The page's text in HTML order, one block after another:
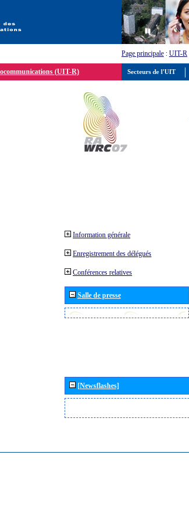
Page principale : UIT-R
(UIT-R)
Information générale
Enregistrement des délégués
Conférences relatives
Salle de presse
[Newsflashes]
Secteurs de l'UIT